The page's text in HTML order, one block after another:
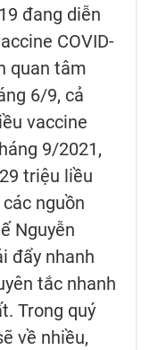
đang diễn
COVID-
quan tâm
6/9, cả
vaccine
9/2021,
triệu liều
nguồn
Nguyễn
đẩy nhanh
tắc nhanh
Trong quý
về nhiều,